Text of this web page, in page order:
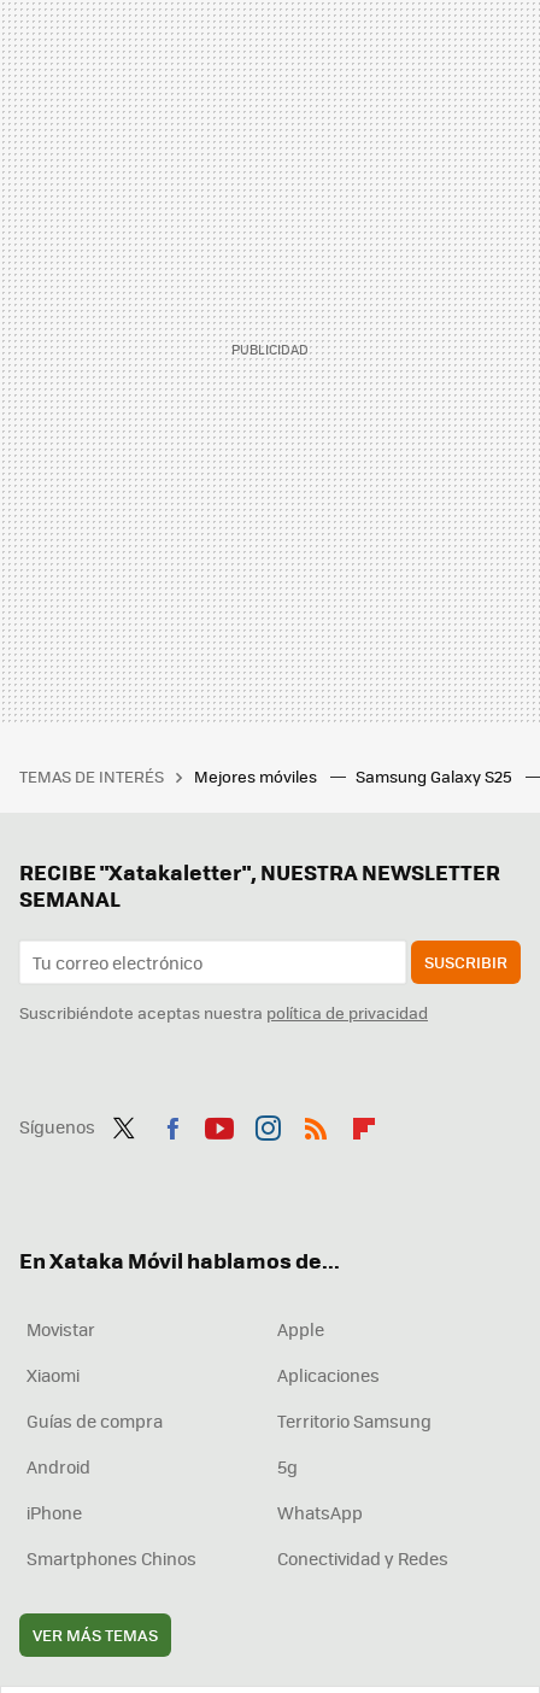
TEMAS DE INTERÉS Mejores móviles Samsung Galaxy S25
RECIBE "Xatakaletter", NUESTRA NEWSLETTER
SEMANAL
SUSCRIBIR
Suscribiéndote aceptas nuestra política de privacidad
Síguenos
En Xataka Móvil hablamos de...
Movistar
Apple
Xiaomi
Aplicaciones
Guías de compra
Territorio Samsung
Android
5g
iPhone
WhatsApp
Smartphones Chinos
Conectividad y Redes
VER MÁS TEMAS